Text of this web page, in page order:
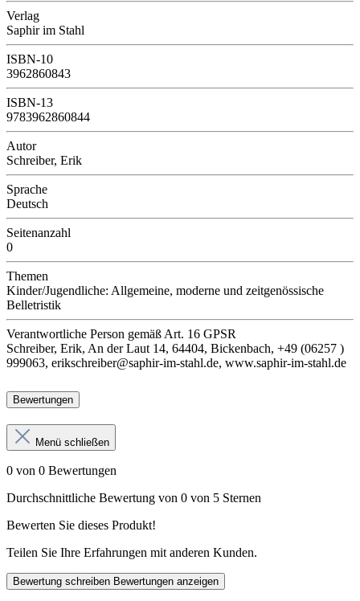
Verlag
Saphir im Stahl
ISBN-10
3962860843
ISBN-13
9783962860844
Autor
Schreiber, Erik
Sprache
Deutsch
Seitenanzahl
0
Themen
Kinder/Jugendliche: Allgemeine, moderne und zeitgenössische
Belletristik
Verantwortliche Person gemäß Art. 16 GPSR
Schreiber, Erik, An der Laut 14, 64404, Bickenbach, +49 (06257 )
999063, erikschreiber@saphir-im-stahl.de, www.saphir-im-stahl.de
Bewertungen
Menü schließen
0 von 0 Bewertungen
Durchschnittliche Bewertung von 0 von 5 Sternen
Bewerten Sie dieses Produkt!
Teilen Sie Ihre Erfahrungen mit anderen Kunden.
Bewertung schreiben Bewertungen anzeigen